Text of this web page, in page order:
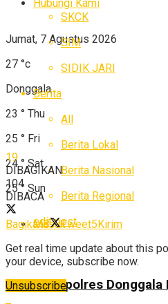
Hubungi Kami
Jumat, 7 Agustus 2026
27 °c
Donggala
23 ° Thu
25 ° Fri
24 ° Sat
25 ° Sun
Masuk
SKCK
SIM
SIDIK JARI
Berita
All
Berita Lokal
Berita Nasional
Berita Regional
edit post
Wakapolres
19
DIBAGIKAN
104
DIBACA
Bagikan8 Tweet5Kirim
Get real time update about this
your device, subscribe now.
Unsubscribe